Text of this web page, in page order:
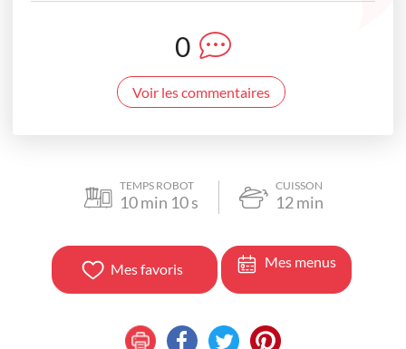
0
Voir les commentaires
TEMPS ROBOT
10min 10s
CUISSON
12min
Mes favoris Mes menus